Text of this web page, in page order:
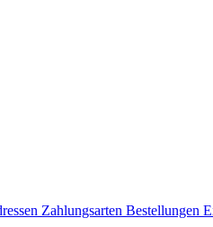
Zahlungsarten Bestellungen